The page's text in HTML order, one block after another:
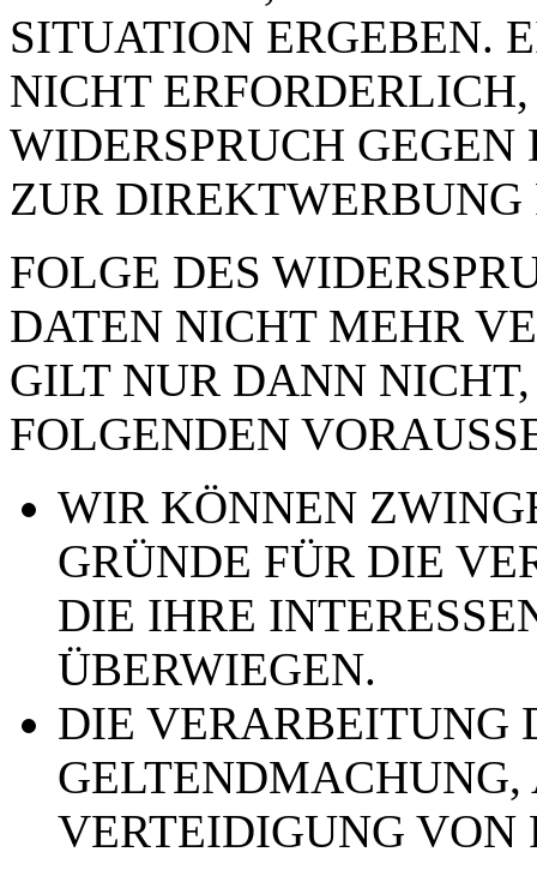
SITUATION ERGEBEN.
NICHT
WIDERSPRUCH
ZUR DIREKTWERBUNG
FOLGE DES
DATEN NICHT MEHR
GILT NUR DANN
FOLGENDEN
WIR KÖNNEN
GRÜNDE FÜR DIE
DIE IHRE
ÜBERWIEGEN.
DIE VERARBEITUNG
VERTEIDIGUNG VON